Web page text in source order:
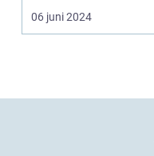
gammelt jern elle...
06 juni 2024